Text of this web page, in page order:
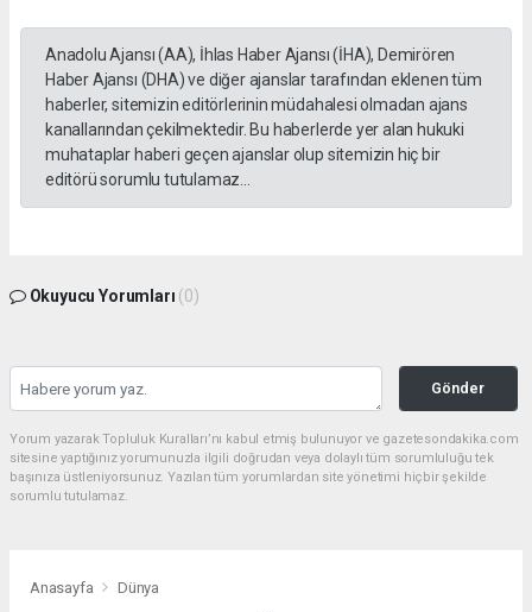
Anadolu Ajansı (AA), İhlas Haber Ajansı (İHA), Demirören
Haber Ajansı (DHA) ve diğer ajanslar tarafından eklenen tüm
haberler, sitemizin editörlerinin müdahalesi olmadan ajans
kanallarından çekilmektedir. Bu haberlerde yer alan hukuki
muhataplar haberi geçen ajanslar olup sitemizin hiç bir
editörü sorumlu tutulamaz...
Okuyucu Yorumları (0)
Gönder
Yorum yazarak Topluluk Kuralları’nı kabul etmiş bulunuyor ve gazetesondakika.com
sitesine yaptığınız yorumunuzla ilgili doğrudan veya dolaylı tüm sorumluluğu tek
başınıza üstleniyorsunuz. Yazılan tüm yorumlardan site yönetimi hiçbir şekilde
sorumlu tutulamaz.
Anasayfa Dünya